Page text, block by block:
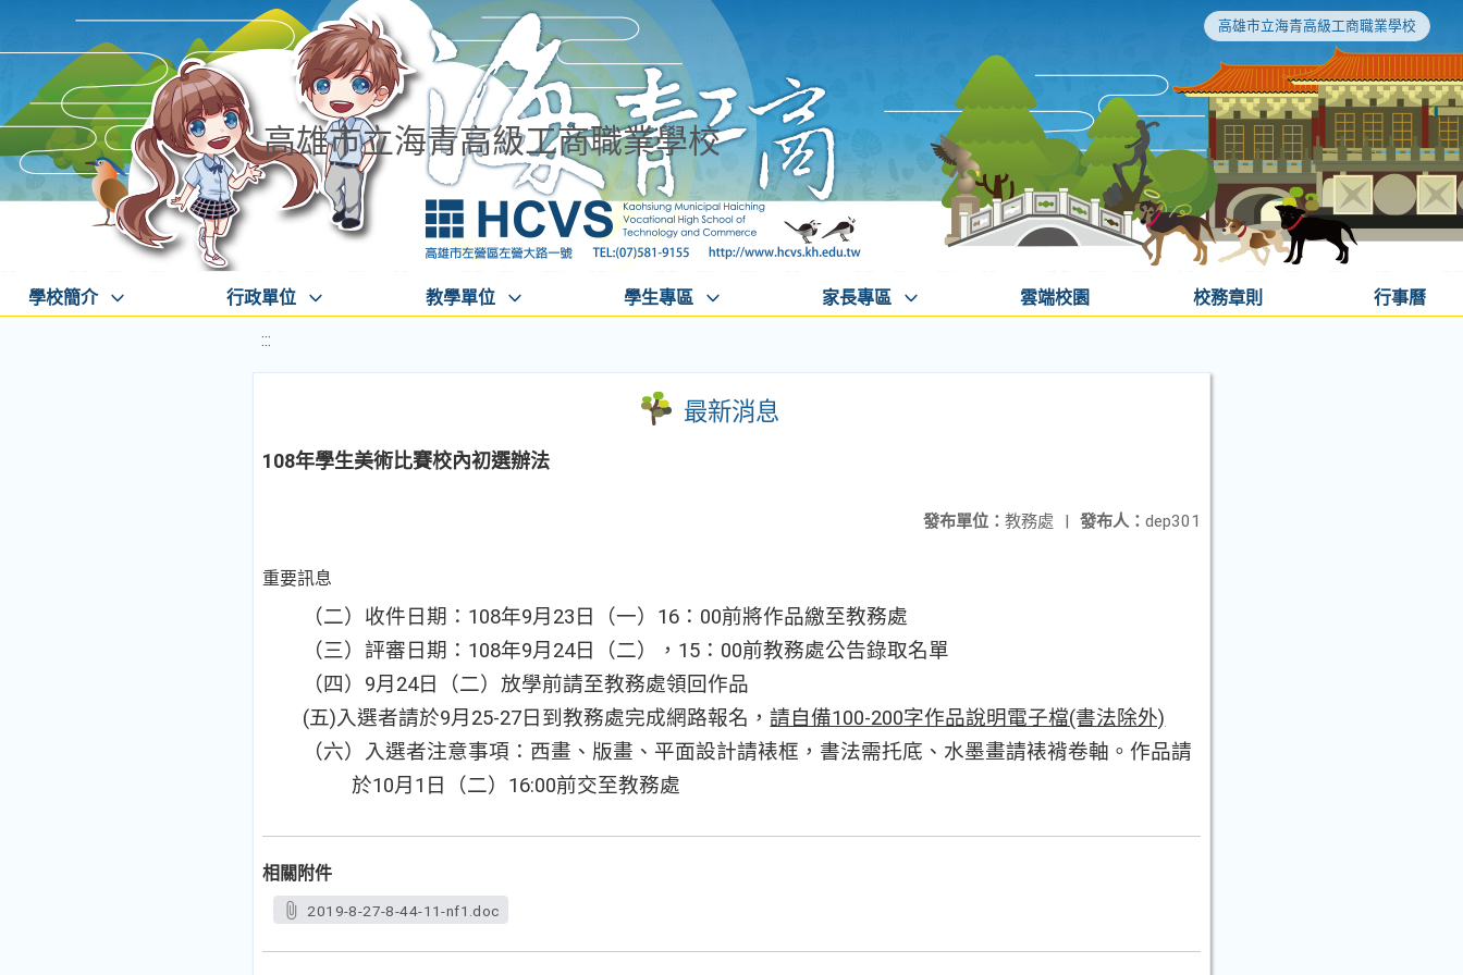
高雄市立海青高級工商職業學校
高雄市立海青高級工商職業學校
學校簡介 行政單位 教學單位 學生專區 家長專區 雲端校園 校務章則 行事曆
:::
最新消息
108年學生美術比賽校內初選辦法
發布人： dep301
發布單位： 教務處 |
重要訊息
（二）收件日期：108年9月23日（一）16：00前將作品繳至教務處
（三）評審日期：108年9月24日（二），15：00前教務處公告錄取名單
（四）9月24日（二）放學前請至教務處領回作品
(五)入選者請於9月25-27日到教務處完成網路報名，請自備100-200字作品說明電子檔(書法除外)
（六）入選者注意事項：西畫、版畫、平面設計請裱框，書法需托底、水墨畫請裱褙卷軸。作品請
於10月1日（二）16:00前交至教務處
相關附件
2019-8-27-8-44-11-nf1.doc